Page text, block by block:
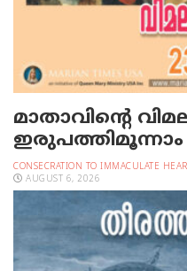
മാതാവിന്റെ
ഇരുപത്തിമൂന്നാം
CONSECRATION TO IMMACULATE
AUGUST 6, 2026